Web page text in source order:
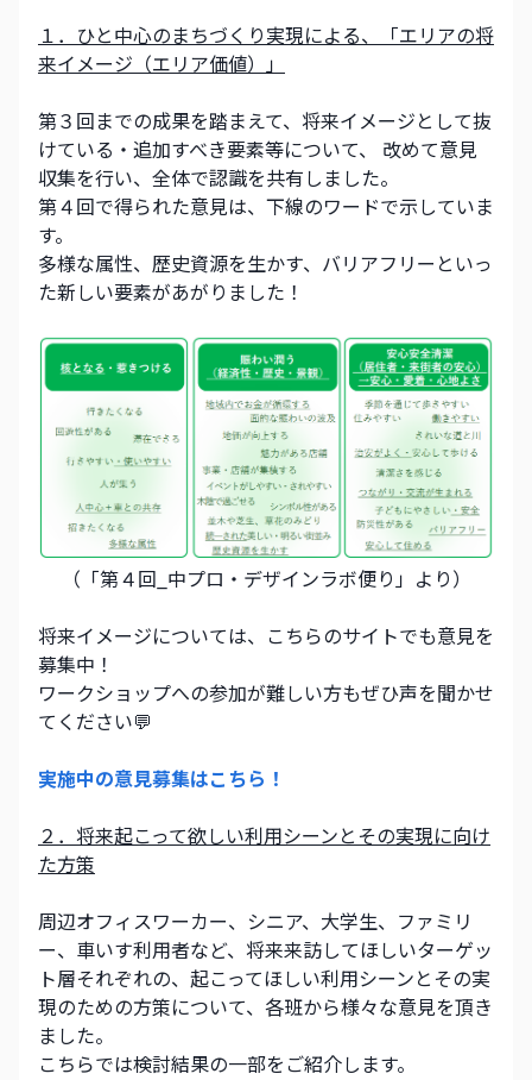
１．ひと中心のまちづくり実現による、「エリアの将
来イメージ（エリア価値）」
第３回までの成果を踏まえて、将来イメージとして抜
けている・追加すべき要素等について、 改めて意見
収集を行い、全体で認識を共有しました。
第４回で得られた意見は、下線のワードで示していま
す。
多様な属性、歴史資源を生かす、バリアフリーといっ
た新しい要素があがりました！
（「第４回_中プロ・デザインラボ便り」より）
将来イメージについては、こちらのサイトでも意見を
募集中！
ワークショップへの参加が難しい方もぜひ声を聞かせ
てください💬
実施中の意見募集はこちら！
２．将来起こって欲しい利用シーンとその実現に向け
た方策
周辺オフィスワーカー、シニア、大学生、ファミリ
ー、車いす利用者など、将来来訪してほしいターゲッ
ト層それぞれの、起こってほしい利用シーンとその実
現のための方策について、各班から様々な意見を頂き
ました。
こちらでは検討結果の一部をご紹介します。